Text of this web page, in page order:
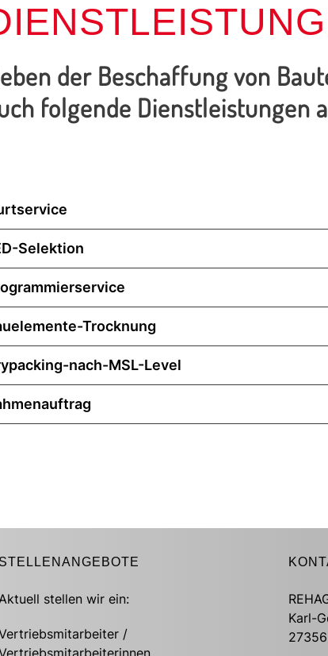
der Beschaffung von
folgende Dienstleistungen
Selektion
Trocknung
nach-MSL-Level
STELLENANGEBOTE
stellen wir ein:
/
Karl-